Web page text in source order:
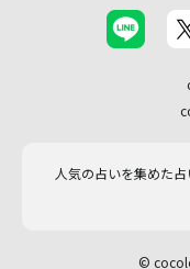
人気の占いを集めた
©